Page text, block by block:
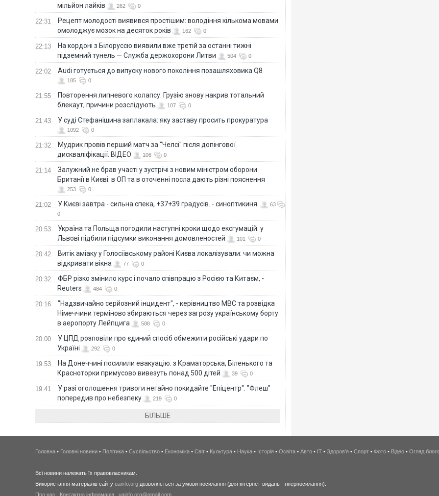
мільйон лайків
262 0
22:31
Рецепт молодості виявився простішим: володіння кількома мовами
омолоджує мозок на десяток років
162 0
22:13
На кордоні з Білоруссю виявили вже третій за останні тижні
підземний тунель — Служба держохорони Литви
504 0
22:02 Audi готується до випуску нового покоління позашляховика Q8
185 0
21:55
Повторення липневого колапсу: Грузію знову накрив тотальний
блекаут, причини розслідують
107 0
21:43 У суді Стефанішина заплакала: яку заставу просить прокуратура
1092 0
21:32
Мудрик провів перший матч за "Челсі" після допінгової
дискваліфікації. ВІДЕО
106 0
21:14
Залужний не брав участі у зустрічі з новим міністром оборони
Британії в Києві: в ОП та в оточенні посла дають різні пояснення
253 0
21:02 У Києві завтра - сильна спека, +37+39 градусів. - синоптикиня
63
0
20:53
Україна та Польща погодили наступні кроки щодо ексгумацій: у
Львові підбили підсумки виконання домовленостей
101 0
20:42
Витік аміаку у Голосіївському районі Києва локалізували: чи можна
відкривати вікна
77 0
20:32
ФБР різко змінило курс і почало співпрацю з Росією та Китаєм, -
Reuters
484 0
20:16
"Надзвичайно серйозний інцидент", - керівництво МВС та розвідка
Німеччини терміново збираються через загрозу українському борту
в аеропорту Лейпцига
588 0
20:00
У ЦПД розповіли про єдиний спосіб обмежити російські удари по
Україні
292 0
19:53
На Донеччині посилили евакуацію: з Краматорська, Біленького та
Красноторки примусово вивезуть понад 500 дітей
39 0
19:41
У разі оголошення тривоги негайно покидайте "Епіцентр": "Флеш"
попередив про небезпеку
219 0
БІЛЬШЕ
Неймар влаштував конфлікт
Головна • Головні новини • Політика • Суспільство • Економіка • Світ • Культура • Наука • Історія • Освіта • Авто • IT • Здоров'я • Спорт • Фото • Відео • Огляд
Всі новини належать їх правовласникам.
Використання матеріалів сайту uainfo.org дозволяється за умови посилання (для інтернет-видань - гіперпосилання).
Про нас
Контактна інформація uainfo.org@gmail.com